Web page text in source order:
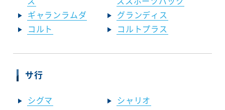
ギャランラムダ
グランディス
コルト
コルトプラス
サ行
シグマ
シャリオ